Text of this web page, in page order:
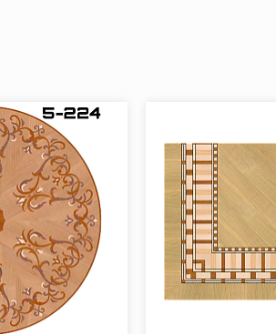
смысловую нагрузку композиции и
пород древесины.